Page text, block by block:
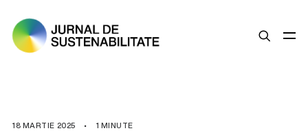
ȘTIRI
18 MARTIE 2025 • 1 MINUTE